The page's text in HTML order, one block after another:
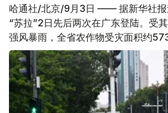
哈通社/北京/9月3日 —— 据新华社报
“苏拉”2日先后两次在广东登陆。受
强风暴雨，全省农作物受灾面积约573